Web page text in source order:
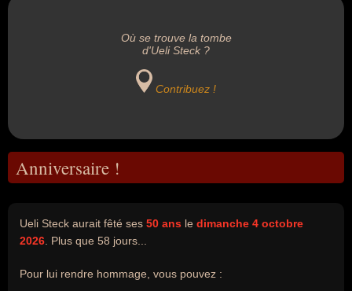
Où se trouve la tombe
d'Ueli Steck ?
Contribuez !
Anniversaire !
Ueli Steck aurait fêté ses 50 ans le dimanche 4 octobre
2026 . Plus que 58 jours...
Pour lui rendre hommage, vous pouvez :